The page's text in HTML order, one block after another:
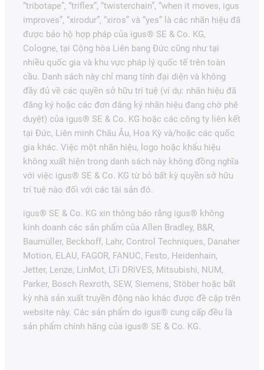
“tribotape”, “triflex”, “twisterchain”, “when it moves, igus
improves”, “xirodur”, “xiros” và “yes” là các nhãn hiệu đã
được bảo hộ hợp pháp của igus® SE & Co. KG,
Cologne, tại Cộng hòa Liên bang Đức cũng như tại
nhiều quốc gia và khu vực pháp lý quốc tế trên toàn
cầu. Danh sách này chỉ mang tính đại diện và không
đầy đủ về các quyền sở hữu trí tuệ (ví dụ: nhãn hiệu đã
đăng ký hoặc các đơn đăng ký nhãn hiệu đang chờ phê
duyệt) của igus® SE & Co. KG hoặc các công ty liên kết
tại Đức, Liên minh Châu Âu, Hoa Kỳ và/hoặc các quốc
gia khác. Việc một nhãn hiệu, logo hoặc khẩu hiệu
không xuất hiện trong danh sách này không đồng nghĩa
với việc igus® SE & Co. KG từ bỏ bất kỳ quyền sở hữu
trí tuệ nào đối với các tài sản đó.
igus® SE & Co. KG xin thông báo rằng igus® không
kinh doanh các sản phẩm của Allen Bradley, B&R,
Baumüller, Beckhoff, Lahr, Control Techniques, Danaher
Motion, ELAU, FAGOR, FANUC, Festo, Heidenhain,
Jetter, Lenze, LinMot, LTi DRiVES, Mitsubishi, NUM,
Parker, Bosch Rexroth, SEW, Siemens, Stöber hoặc bất
kỳ nhà sản xuất truyền động nào khác được đề cập trên
website này. Các sản phẩm do igus® cung cấp đều là
sản phẩm chính hãng của igus® SE & Co. KG.